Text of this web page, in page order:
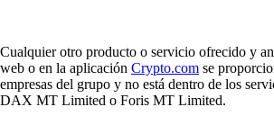
Cualquier otro producto o servicio ofrecido y
web o en la aplicación Crypto.com se
empresas del grupo y no está dentro de los
DAX MT Limited o Foris MT Limited.